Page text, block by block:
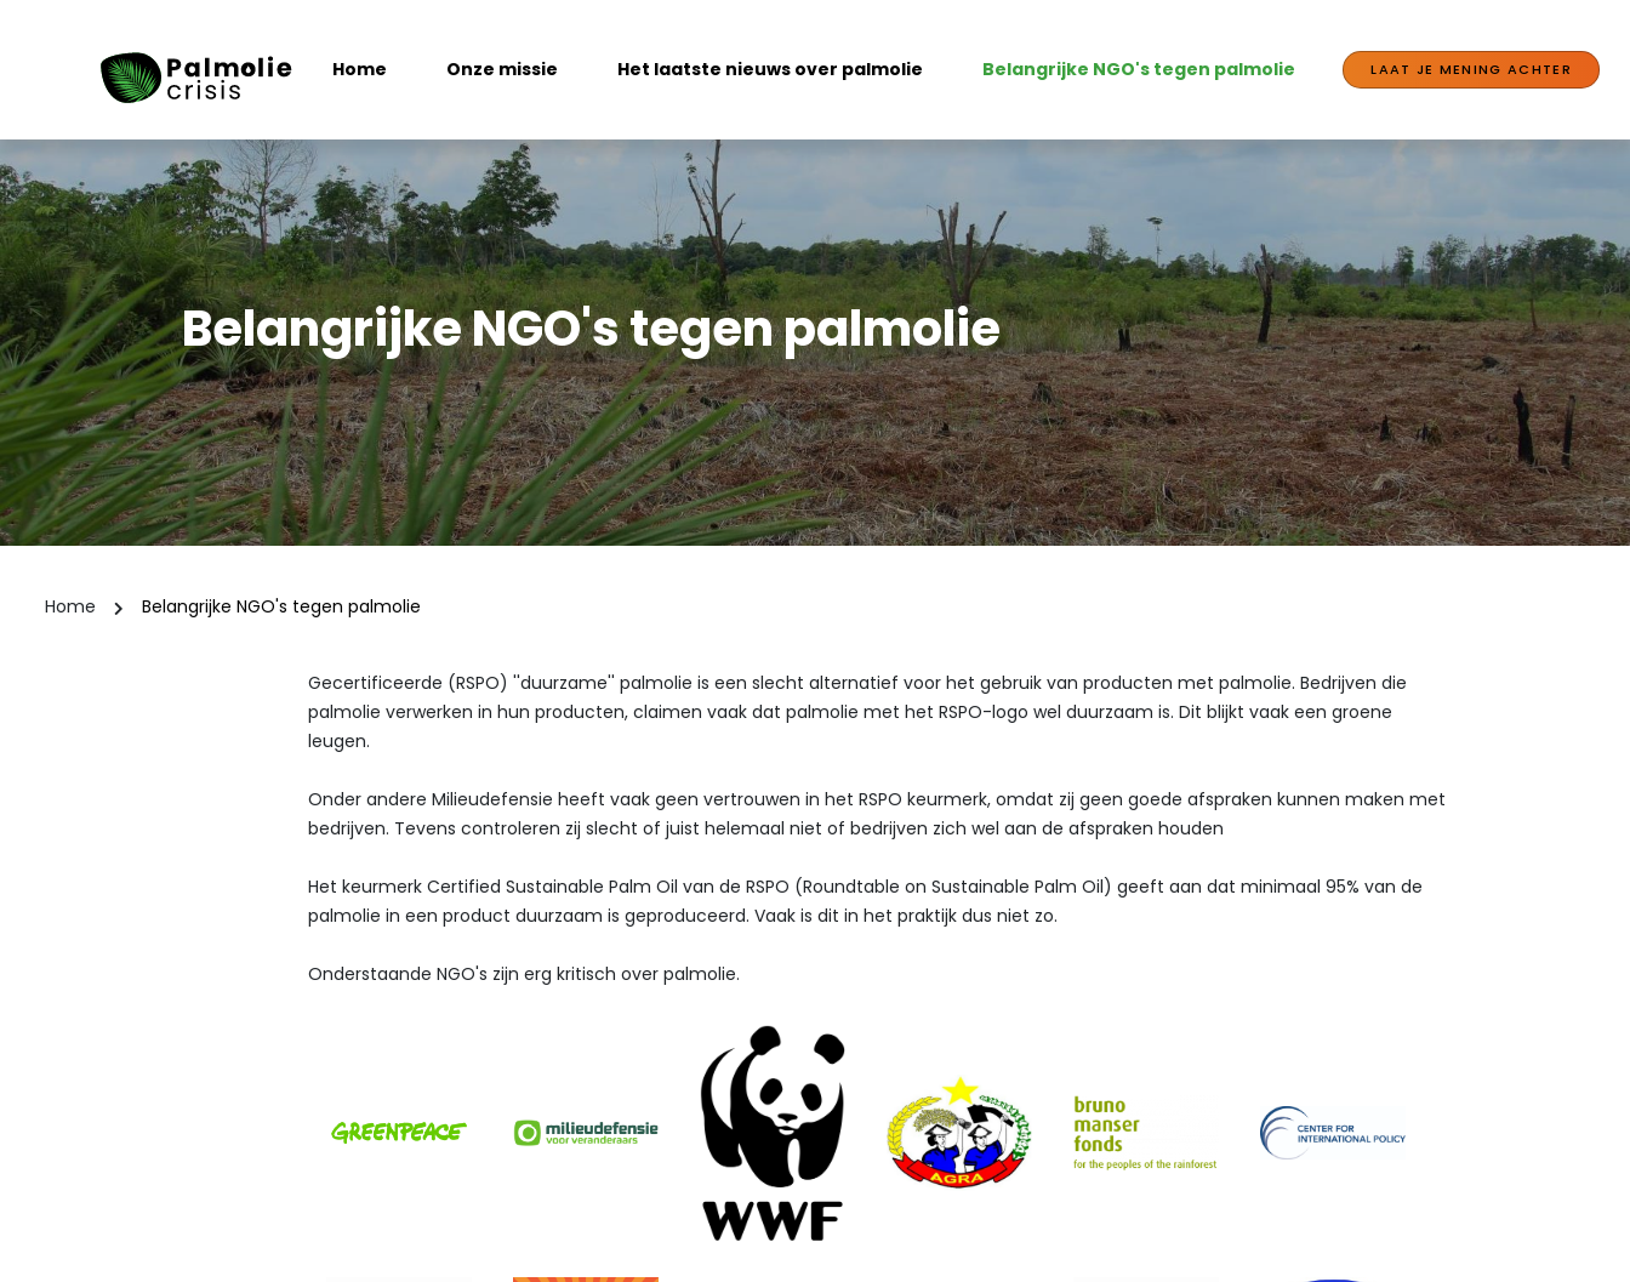
Home Onze missie Het laatste nieuws over palmolie Belangrijke NGO's tegen palmolie LAAT JE MENING ACHTER
Belangrijke NGO's tegen palmolie
Home Belangrijke NGO's tegen palmolie
Gecertificeerde (RSPO) ''duurzame'' palmolie is een slecht alternatief voor het gebruik van producten met palmolie. Bedrijven die
palmolie verwerken in hun producten, claimen vaak dat palmolie met het RSPO-logo wel duurzaam is. Dit blijkt vaak een groene
leugen.
Onder andere Milieudefensie heeft vaak geen vertrouwen in het RSPO keurmerk, omdat zij geen goede afspraken kunnen maken met
bedrijven. Tevens controleren zij slecht of juist helemaal niet of bedrijven zich wel aan de afspraken houden
Het keurmerk Certified Sustainable Palm Oil van de RSPO (Roundtable on Sustainable Palm Oil) geeft aan dat minimaal 95% van de
palmolie in een product duurzaam is geproduceerd. Vaak is dit in het praktijk dus niet zo.
Onderstaande NGO's zijn erg kritisch over palmolie.